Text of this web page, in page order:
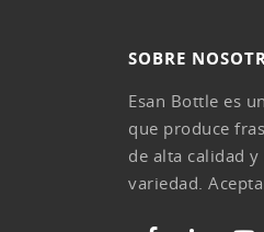
SOBRE
Esan Bottle es
que produce
de alta calidad
variedad.